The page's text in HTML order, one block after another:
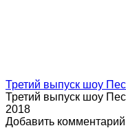
Третий выпуск шоу
Третий выпуск шоу
2018
Добавить комментарий